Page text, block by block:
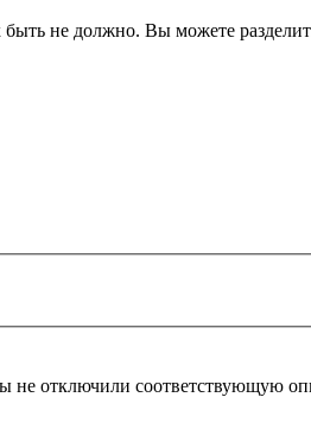
быть не должно. Вы можете
не отключили соответствующую